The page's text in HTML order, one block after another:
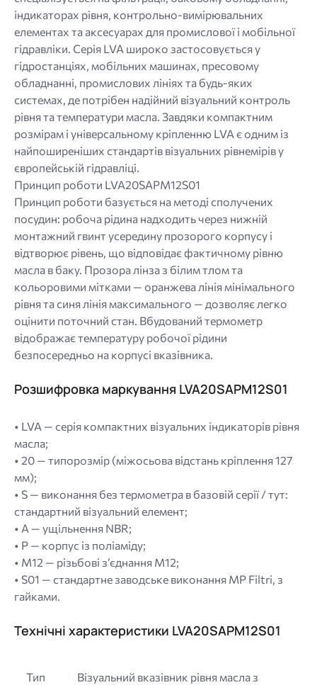
індикаторах рівня, контрольно-вимірювальних
елементах та аксесуарах для промислової і мобільної
гідравліки. Серія LVA широко застосовується у
гідростанціях, мобільних машинах, пресовому
обладнанні, промислових лініях та будь-яких
системах, де потрібен надійний візуальний контроль
рівня та температури масла. Завдяки компактним
розмірам і універсальному кріпленню LVA є одним із
найпоширеніших стандартів візуальних рівнемірів у
європейській гідравліці.
Принцип роботи LVA20SAPM12S01
Принцип роботи базується на методі сполучених
посудин: робоча рідина надходить через нижній
монтажний гвинт усередину прозорого корпусу і
відтворює рівень, що відповідає фактичному рівню
масла в баку. Прозора лінза з білим тлом та
кольоровими мітками — оранжева лінія мінімального
рівня та синя лінія максимального — дозволяє легко
оцінити поточний стан. Вбудований термометр
відображає температуру робочої рідини
безпосередньо на корпусі вказівника.
Розшифровка маркування LVA20SAPM12S01
• LVA — серія компактних візуальних індикаторів рівня
масла;
• 20 — типорозмір (міжосьова відстань кріплення 127
мм);
• S — виконання без термометра в базовій серії / тут:
стандартний візуальний елемент;
• A — ущільнення NBR;
• P — корпус із поліаміду;
• M12 — різьбові з’єднання M12;
• S01 — стандартне заводське виконання MP Filtri, з
гайками.
Технічні характеристики LVA20SAPM12S01
Тип
Візуальний вказівник рівня масла з